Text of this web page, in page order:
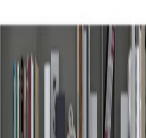
с марката Faber-Castell и вземи
Важи само онлайн до
31.08.2026 г.